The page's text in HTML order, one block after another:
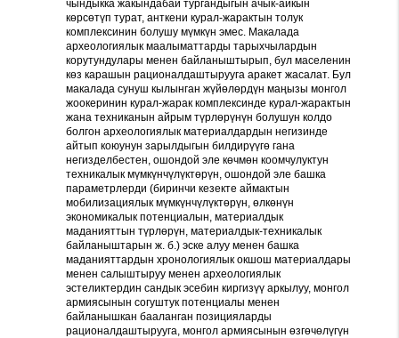
чындыкка жакындабай тургандыгын ачык-айкын
көрсөтүп турат, анткени курал-жарактын толук
комплексинин болушу мүмкүн эмес. Макалада
археологиялык маалыматтарды тарыхчылардын
корутундулары менен байланыштырып, бул маселенин
көз карашын рационалдаштырууга аракет жасалат. Бул
макалада сунуш кылынган жүйөлөрдүн маңызы монгол
жоокеринин курал-жарак комплексинде курал-жарактын
жана техниканын айрым түрлөрүнүн болушун колдо
болгон археологиялык материалдардын негизинде
айтып коюунун зарылдыгын билдирүүгө гана
негизделбестен, ошондой эле көчмөн коомчулуктун
техникалык мүмкүнчүлүктөрүн, ошондой эле башка
параметрлерди (биринчи кезекте аймактын
мобилизациялык мүмкүнчүлүктөрүн, өлкөнүн
экономикалык потенциалын, материалдык
маданияттын түрлөрүн, материалдык-техникалык
байланыштарын ж. б.) эске алуу менен башка
маданияттардын хронологиялык окшош материалдары
менен салыштыруу менен археологиялык
эстеликтердин сандык эсебин киргизүү аркылуу, монгол
армиясынын согуштук потенциалы менен
байланышкан бааланган позицияларды
рационалдаштырууга, монгол армиясынын өзгөчөлүгүн